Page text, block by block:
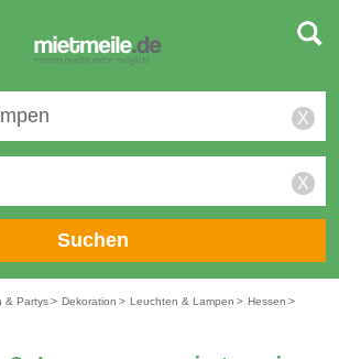
X
X
Suchen
& Partys> Dekoration > Leuchten & Lampen > Hessen >